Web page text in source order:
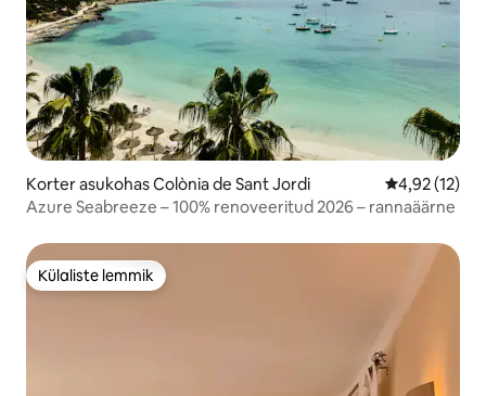
Korter asukohas Colònia de Sant Jordi Keskmine
4,92 (12)
Azure Seabreeze – 100% renoveeritud 2026 – rannaäärne
Külaliste lemmik
Külaliste lemmik